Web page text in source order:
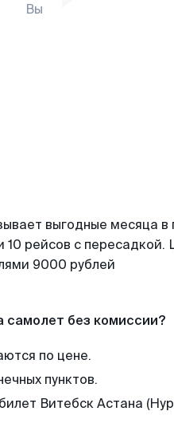
Вы
выгодные месяца в
рейсов с пересадкой.
9000 рублей
самолет без комиссии?
по цене.
пунктов.
Витебск Астана